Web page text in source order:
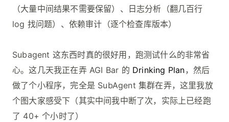
（大量中间结果不需要保留）、日志分析（翻几百行
log 找问题）、依赖审计（逐个检查库版本）
Subagent 这东西时真的很好用，跑测试什么的非常省
心。这几天我正在弄 AGI Bar 的 Drinking Plan，然后
做了个小程序，完全是 SubAgent 集群在弄，这里我放
个图大家感受下（其实中间我中断了次，实际上已经跑
了 40+ 个小时了）